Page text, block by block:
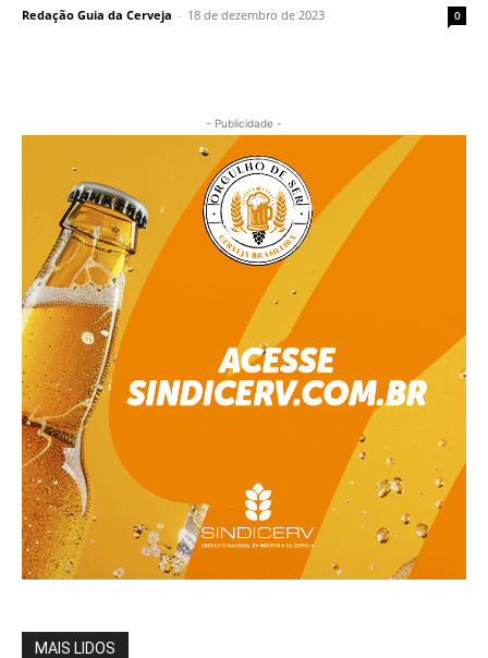
Redação Guia da Cerveja - 18 de dezembro de 2023 0
- Publicidade -
MAIS LIDOS